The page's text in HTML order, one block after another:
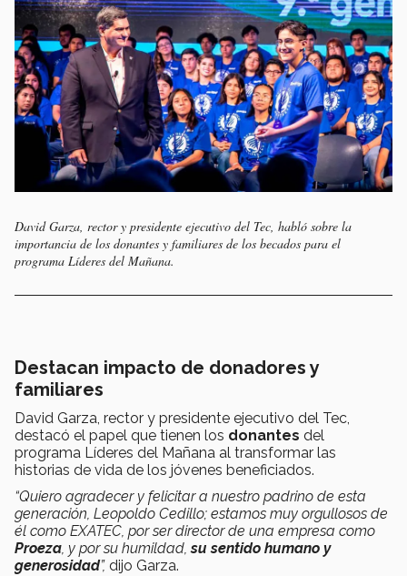
David Garza, rector y presidente ejecutivo del Tec, habló sobre la
importancia de los donantes y familiares de los becados para el
programa Líderes del Mañana.
Destacan impacto de donadores y
familiares
David Garza, rector y presidente ejecutivo del Tec,
destacó el papel que tienen los donantes del
programa Líderes del Mañana al transformar las
historias de vida de los jóvenes beneficiados.
“Quiero agradecer y felicitar a nuestro padrino de esta
generación, Leopoldo Cedillo; estamos muy orgullosos de
él como EXATEC, por ser director de una empresa como
Proeza, y por su humildad,su sentido humano y
generosidad”, dijo Garza.